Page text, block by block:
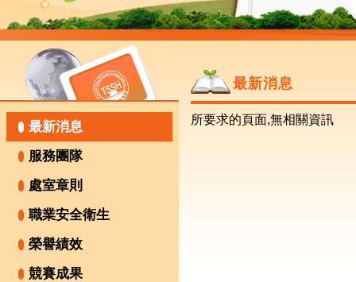
最新消息
服務團隊
處室章則
職業安全衛生
榮譽績效
競賽成果
最新消息
所要求的頁面,無相關資訊